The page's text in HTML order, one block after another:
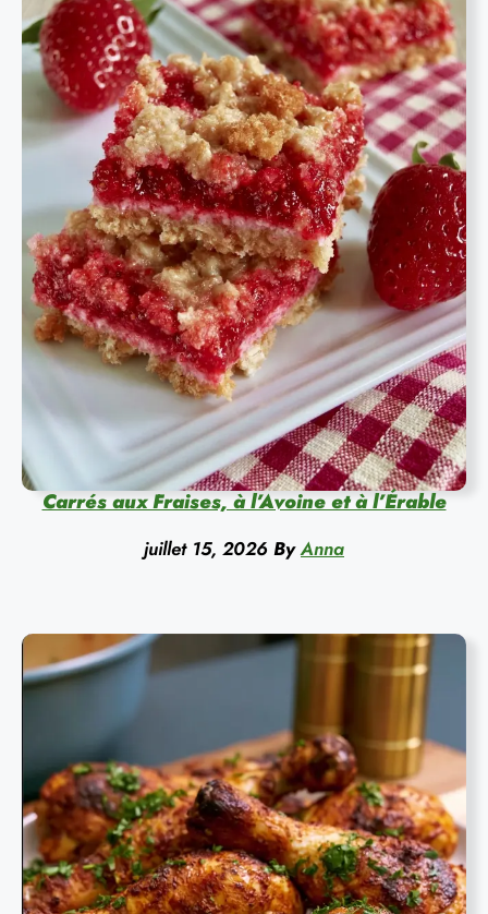
Carrés aux Fraises, à l’Avoine et à l’Érable
juillet 15, 2026 By Anna